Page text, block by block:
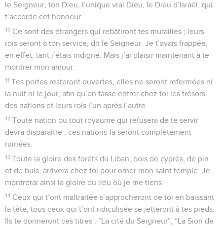
le Seigneur, ton Dieu, l’unique vrai Dieu, le Dieu d’Israël, qui
t’accorde cet honneur.
10 Ce sont des étrangers qui rebâtiront tes murailles ; leurs
rois seront à ton service, dit le Seigneur. Je t’avais frappée,
en effet, tant j’étais indigné. Mais j’ai plaisir maintenant à te
montrer mon amour.
11 Tes portes resteront ouvertes, elles ne seront refermées ni
la nuit ni le jour, afin qu’on fasse entrer chez toi les trésors
des nations et leurs rois l’un après l’autre.
12 Toute nation ou tout royaume qui refusera de te servir
devra disparaître ; ces nations-là seront complètement
ruinées.
13 Toute la gloire des forêts du Liban, bois de cyprès, de pin
et de buis, arrivera chez toi pour orner mon saint temple. Je
montrerai ainsi la gloire du lieu où je me tiens.
14 Ceux qui t’ont maltraitée s’approcheront de toi en baissant
la tête, tous ceux qui t’ont ridiculisée se jetteront à tes pieds.
Ils te donneront ces titres : “La cité du Seigneur”, “La Sion de